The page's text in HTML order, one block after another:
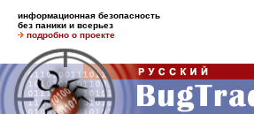
информационная безопасность
без паники и всерьез
подробно о проекте